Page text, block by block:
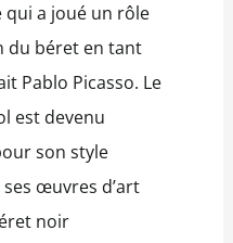
a joué un rôle
du béret en tant
Pablo Picasso. Le
est devenu
son style
œuvres d’art
noir